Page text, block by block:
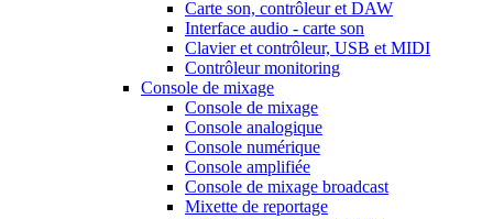
Carte son, contrôleur et DAW
Interface audio - carte son
Clavier et contrôleur, USB et MIDI
Contrôleur monitoring
Console de mixage
Console de mixage
Console analogique
Console numérique
Console amplifiée
Console de mixage broadcast
Mixette de reportage